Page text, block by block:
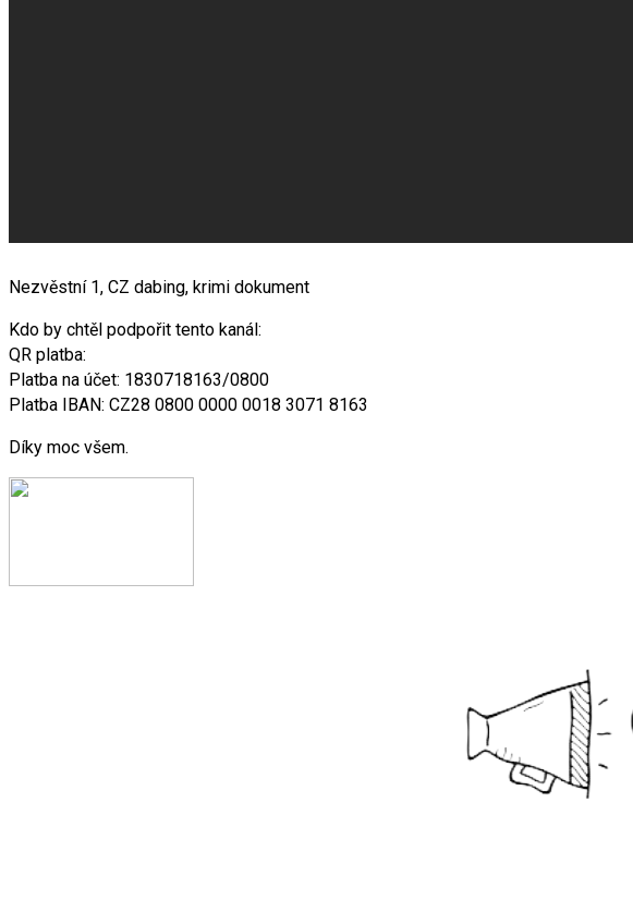
Nezvěstní 1, CZ dabing, krimi dokument
Kdo by chtěl podpořit tento kanál:
QR platba:
Platba na účet: 1830718163/0800
Platba IBAN: CZ28 0800 0000 0018 3071 8163
Díky moc všem.